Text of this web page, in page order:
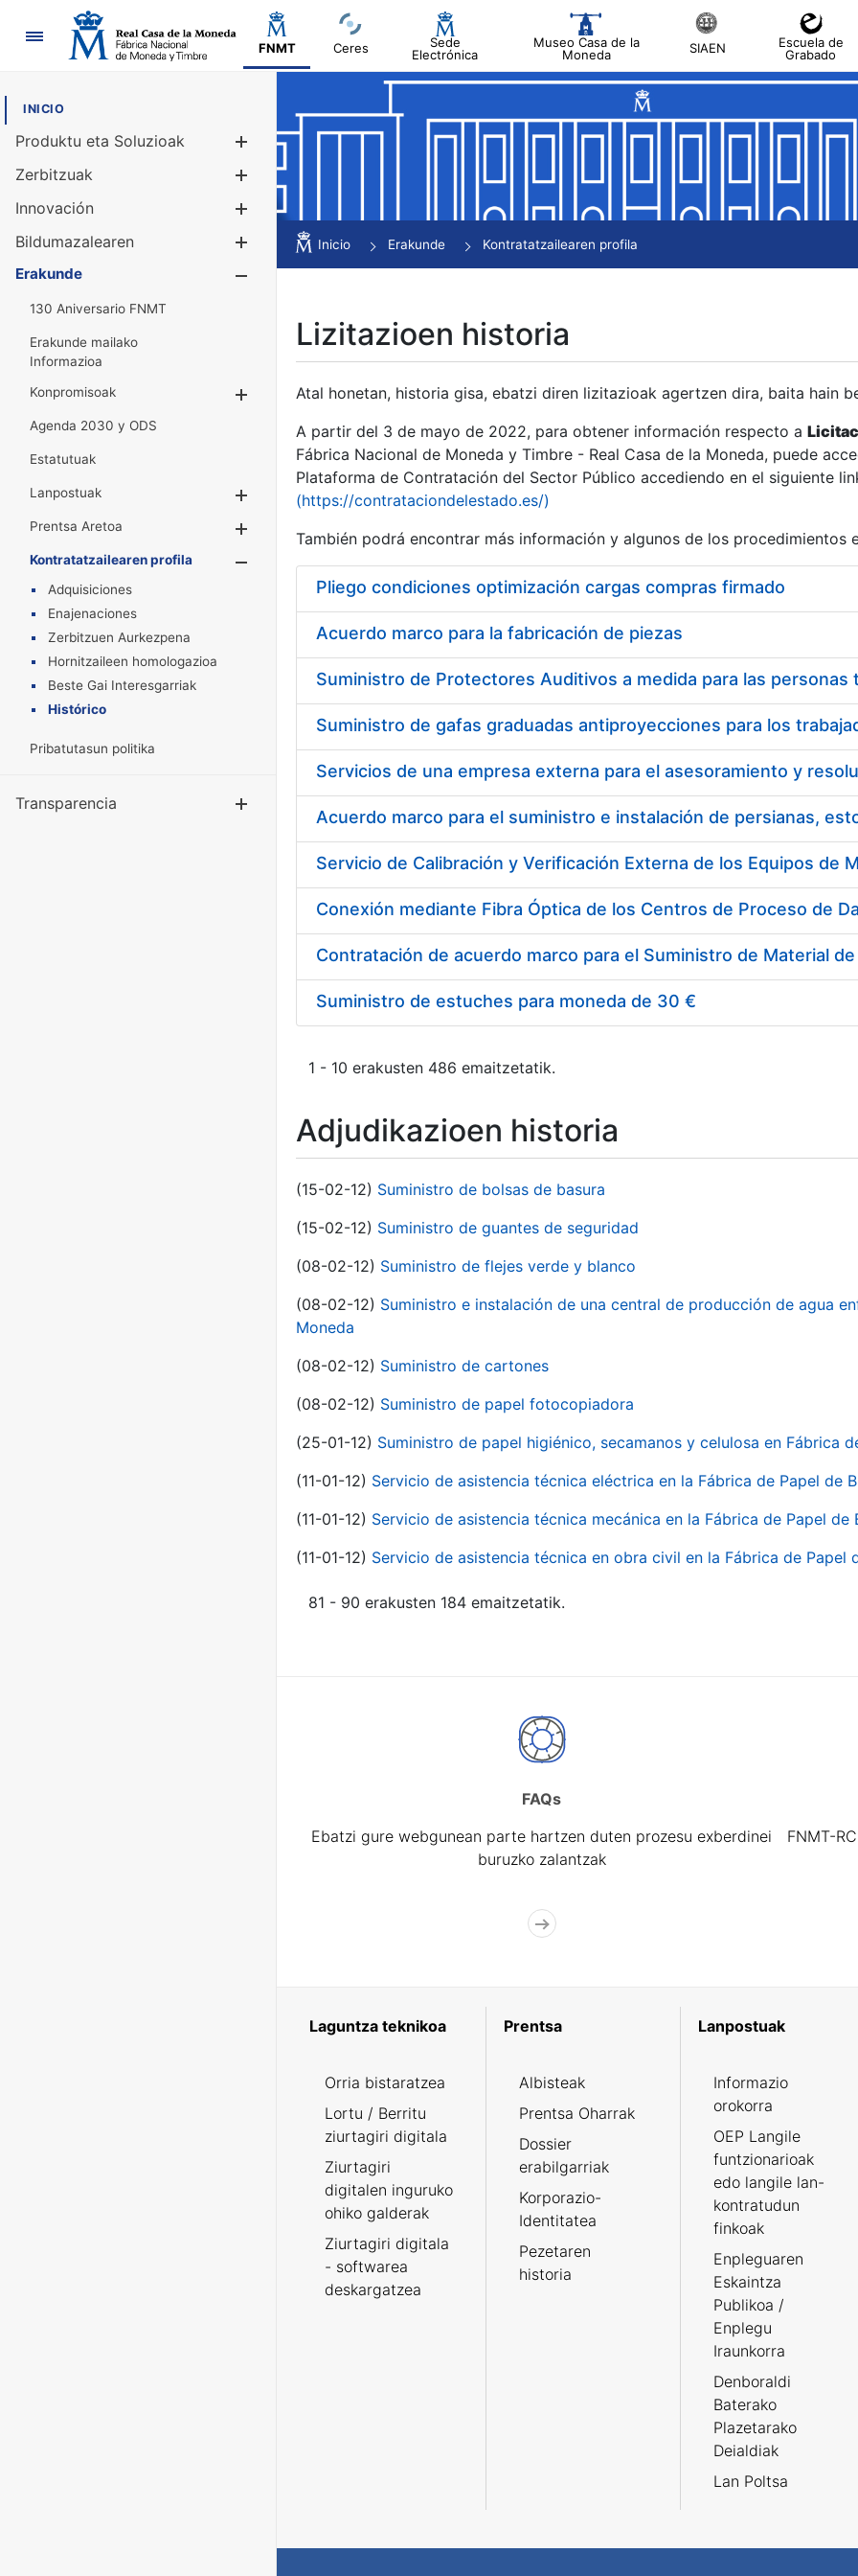
Nabigazioa
FNMT Ceres
Sede
Electrónica
Museo Casa de la
Moneda
SIAEN
Escuela de
Grabado
INICIO
Produktu eta Soluzioak
Erakutsi/Ezkutatu
Zerbitzuak
Innovación
Bildumazalearen
Erakutsi/Ezkutatu
Erakunde
130 Aniversario FNMT
Erakunde mailako
Informazioa
Konpromisoak
Erakutsi/Ezkutatu
Agenda 2030 y ODS
Estatutuak
Lanpostuak
Erakutsi/Ezkutatu
Prentsa Aretoa
Erakutsi/Ezkutatu
Kontratatzailearen profila
Erakutsi/Ezkutatu
Adquisiciones
Enajenaciones
Zerbitzuen Aurkezpena
Hornitzaileen homologazioa
Beste Gai Interesgarriak
Histórico
Pribatutasun politika
Transparencia Erakutsi/Ezkutatu
Inicio Erakunde Kontratatzailearen profila
Lizitazioen historia
Atal honetan, historia gisa, ebatzi diren lizitazioak agertzen dira, baita hain
A partir del 3 de mayo de 2022, para obtener información respecto a
Fábrica Nacional de Moneda y Timbre - Real Casa de la Moneda, puede
Plataforma de Contratación del Sector Público accediendo en el siguiente
(https://contrataciondelestado.es/)
También podrá encontrar más información y algunos de los procedimientos
Pliego condiciones optimización cargas compras firmado
Acuerdo marco para la fabricación de piezas
Acuerdo marco para el suministro e instalación de persianas,
Suministro de estuches para moneda de 30 €
1 - 10 erakusten 486 emaitzetatik.
Adjudikazioen historia
(15-02-12) Suministro de bolsas de basura
(15-02-12) Suministro de guantes de seguridad
(08-02-12) Suministro de flejes verde y blanco
(08-02-12) Suministro e instalación de una central de producción de agua
Moneda
(08-02-12) Suministro de cartones
(08-02-12) Suministro de papel fotocopiadora
(25-01-12) Suministro de papel higiénico, secamanos y celulosa en Fábrica
(11-01-12) Servicio de asistencia técnica eléctrica en la Fábrica de Papel de
(11-01-12) Servicio de asistencia técnica mecánica en la Fábrica de Papel de
(11-01-12) Servicio de asistencia técnica en obra civil en la Fábrica de Papel
81 - 90 erakusten 184 emaitzetatik.
FAQs
Ebatzi gure webgunean parte hartzen duten prozesu exberdinei
buruzko zalantzak
FNMT-
Laguntza teknikoa
Orria bistaratzea
Lortu / Berritu
ziurtagiri digitala
Ziurtagiri
digitalen inguruko
ohiko galderak
Ziurtagiri digitala
- softwarea
deskargatzea
Prentsa
Albisteak
Prentsa Oharrak
Dossier
erabilgarriak
Korporazio-
Identitatea
Pezetaren
historia
Lanpostuak
Informazio
orokorra
OEP Langile
funtzionarioak
edo langile lan-
kontratudun
finkoak
Enpleguaren
Eskaintza
Publikoa /
Enplegu
Iraunkorra
Denboraldi
Baterako
Plazetarako
Deialdiak
Lan Poltsa